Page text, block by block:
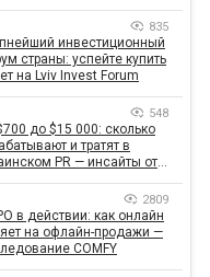
835
инвестиционный
страны: успейте купить
на Lviv Invest Forum
548
до $15 000: сколько
и тратят в
PR — инсайты от
2809
в действии: как онлайн
на офлайн-продажи —
COMFY